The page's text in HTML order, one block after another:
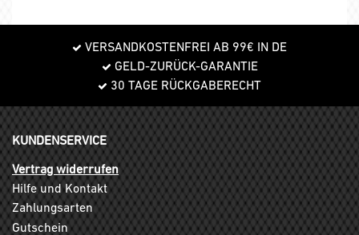
VERSANDKOSTENFREI AB 99€ IN DE
GELD-ZURÜCK-GARANTIE
30 TAGE RÜCKGABERECHT
KUNDENSERVICE
Vertrag widerrufen
Hilfe und Kontakt
Zahlungsarten
Gutschein